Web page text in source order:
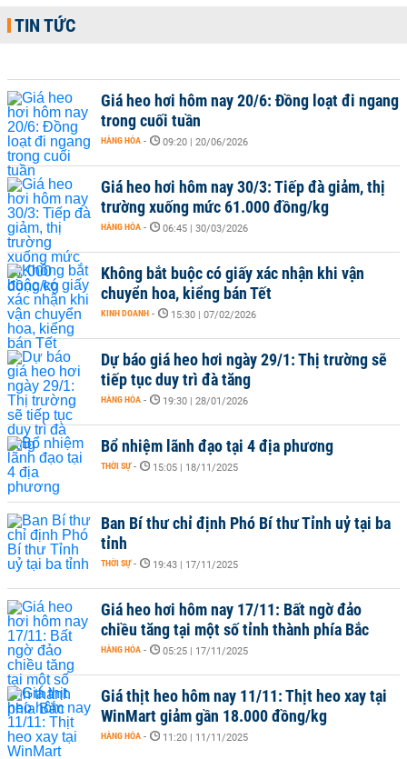
TIN TỨC
Giá heo hơi hôm nay 20/6: Đồng loạt đi ngang
trong cuối tuần
HÀNG HÓA - 09:20 | 20/06/2026
Giá heo hơi hôm nay 30/3: Tiếp đà giảm, thị
trường xuống mức 61.000 đồng/kg
HÀNG HÓA - 06:45 | 30/03/2026
Không bắt buộc có giấy xác nhận khi vận
chuyển hoa, kiểng bán Tết
KINH DOANH - 15:30 | 07/02/2026
Dự báo giá heo hơi ngày 29/1: Thị trường sẽ
tiếp tục duy trì đà tăng
HÀNG HÓA - 19:30 | 28/01/2026
Bổ nhiệm lãnh đạo tại 4 địa phương
THỜI SỰ - 15:05 | 18/11/2025
Ban Bí thư chỉ định Phó Bí thư Tỉnh uỷ tại ba
tỉnh
THỜI SỰ - 19:43 | 17/11/2025
Giá heo hơi hôm nay 17/11: Bất ngờ đảo
chiều tăng tại một số tỉnh thành phía Bắc
HÀNG HÓA - 05:25 | 17/11/2025
Giá thịt heo hôm nay 11/11: Thịt heo xay tại
WinMart giảm gần 18.000 đồng/kg
HÀNG HÓA - 11:20 | 11/11/2025